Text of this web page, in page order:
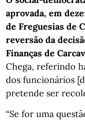
aprovada, em
de Freguesias de
reversão da
Finanças de
Chega, referindo
dos funcionários
pretende ser
“Se for uma